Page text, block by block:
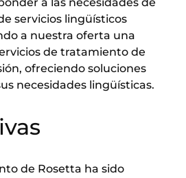
servicios lingüísticos
a nuestra oferta una
de tratamiento de
ofreciendo soluciones
necesidades lingüísticas.
de Rosetta ha sido